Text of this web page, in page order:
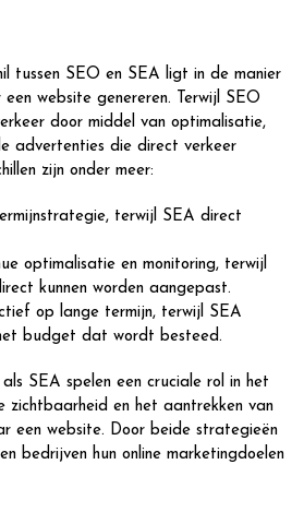
tussen SEO en SEA ligt in de manier
website genereren. Terwijl SEO
door middel van optimalisatie,
advertenties die direct verkeer
zijn onder meer:
terwijl SEA direct
optimalisatie en monitoring, terwijl
kunnen worden aangepast.
op lange termijn, terwijl SEA
budget dat wordt besteed.
SEA spelen een cruciale rol in het
zichtbaarheid en het aantrekken van
een website. Door beide strategieën
bedrijven hun online marketingdoelen